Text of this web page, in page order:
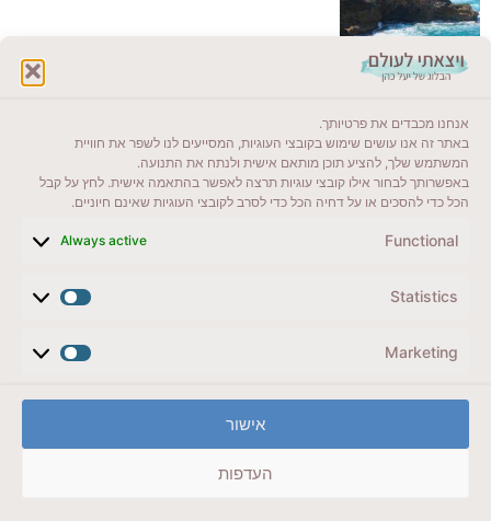
אנחנו מכבדים את פרטיותך.
באתר זה אנו עושים שימוש בקובצי העוגיות, המסייעים לנו לשפר את חוויית
המשתמש שלך, להציע תוכן מותאם אישית ולנתח את התנועה.
באפשרותך לבחור אילו קובצי עוגיות תרצה לאפשר בהתאמה אישית. לחץ על קבל
הכל כדי להסכים או על דחיה הכל כדי לסרב לקובצי העוגיות שאינם חיוניים.
Functional
Always active
Statistics
Marketing
אישור
העדפות
ייעדים מומלצים
מדריכים ועזרים
לשליחת הודעת וואטסאפ
veyatsati.laolam@gmail.com
מדיניות פרטיות // תנאי שימוש באתר